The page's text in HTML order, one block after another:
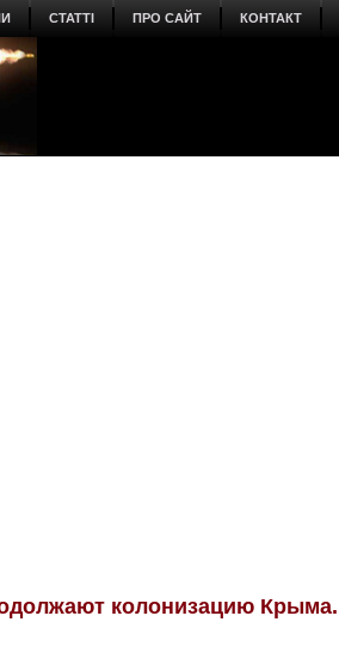
СТАТТІ ПРО САЙТ КОНТАКТ
колонизацию